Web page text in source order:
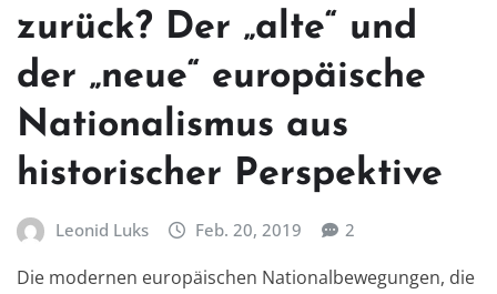
zurück? Der „alte“ und
der „neue“ europäische
Nationalismus aus
historischer Perspektive
Leonid Luks Feb. 20, 2019 2
Die modernen europäischen Nationalbewegungen, die